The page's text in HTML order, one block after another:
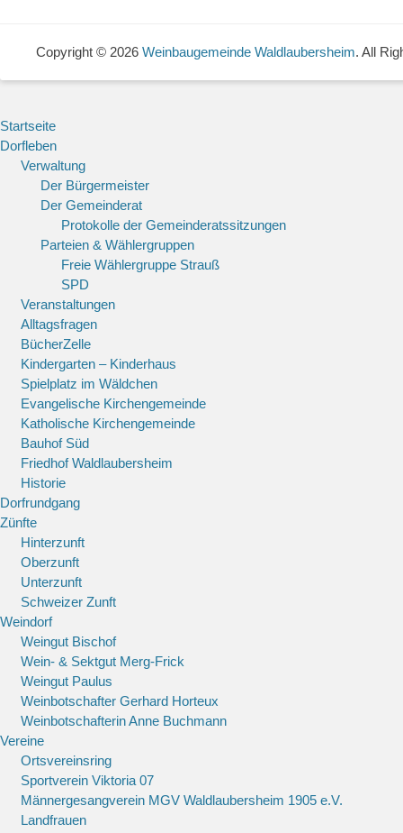
Copyright © 2026 Weinbaugemeinde Waldlaubersheim. All
Startseite
Dorfleben
Verwaltung
Der Bürgermeister
Der Gemeinderat
Protokolle der Gemeinderatssitzungen
Parteien & Wählergruppen
Freie Wählergruppe Strauß
SPD
Veranstaltungen
Alltagsfragen
BücherZelle
Kindergarten – Kinderhaus
Spielplatz im Wäldchen
Evangelische Kirchengemeinde
Katholische Kirchengemeinde
Bauhof Süd
Friedhof Waldlaubersheim
Historie
Dorfrundgang
Zünfte
Hinterzunft
Oberzunft
Unterzunft
Schweizer Zunft
Weindorf
Weingut Bischof
Wein- & Sektgut Merg-Frick
Weingut Paulus
Weinbotschafter Gerhard Horteux
Weinbotschafterin Anne Buchmann
Vereine
Ortsvereinsring
Sportverein Viktoria 07
Männergesangverein MGV Waldlaubersheim 1905 e.V.
Landfrauen